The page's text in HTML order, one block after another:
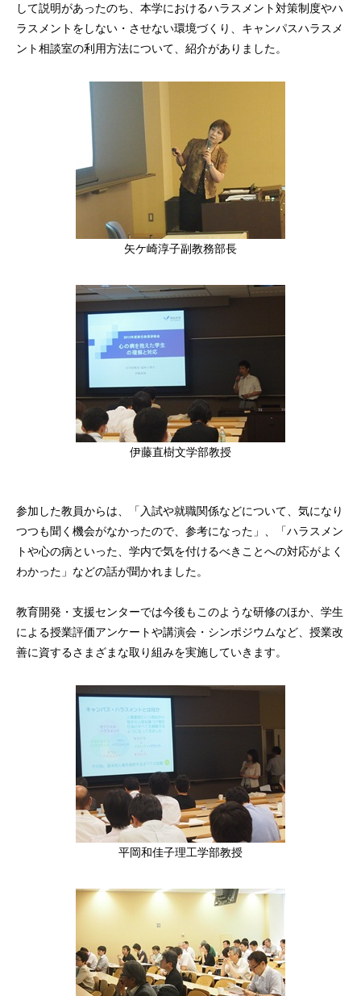
して説明があったのち、本学におけるハラスメント対策制度やハ
ラスメントをしない・させない環境づくり、キャンパスハラスメ
ント相談室の利用方法について、紹介がありました。
矢ケ崎淳子副教務部長
伊藤直樹文学部教授
参加した教員からは、「入試や就職関係などについて、気になり
つつも聞く機会がなかったので、参考になった」、「ハラスメン
トや心の病といった、学内で気を付けるべきことへの対応がよく
わかった」などの話が聞かれました。
教育開発・支援センターでは今後もこのような研修のほか、学生
による授業評価アンケートや講演会・シンポジウムなど、授業改
善に資するさまざまな取り組みを実施していきます。
平岡和佳子理工学部教授